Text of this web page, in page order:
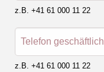
z.B. +41 61 000 11 22
Telefon geschäftlich
z.B. +41 61 000 11 22